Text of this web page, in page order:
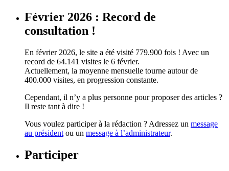
Février 2026 : Record de
consultation !
En février 2026, le site a été visité 779.900 fois ! Avec un
record de 64.141 visites le 6 février.
Actuellement, la moyenne mensuelle tourne autour de
400.000 visites, en progression constante.
Cependant, il n’y a plus personne pour proposer des articles ?
Il reste tant à dire !
Vous voulez participer à la rédaction ? Adressez un message
au président ou un message à l’administrateur.
Participer